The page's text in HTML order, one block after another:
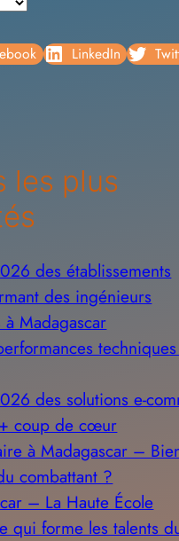
LinkedIn
les plus
des établissements
des ingénieurs
Madagascar
des solutions e-
coup de cœur
à Madagascar –
combattant ?
– La Haute École
qui forme les talents